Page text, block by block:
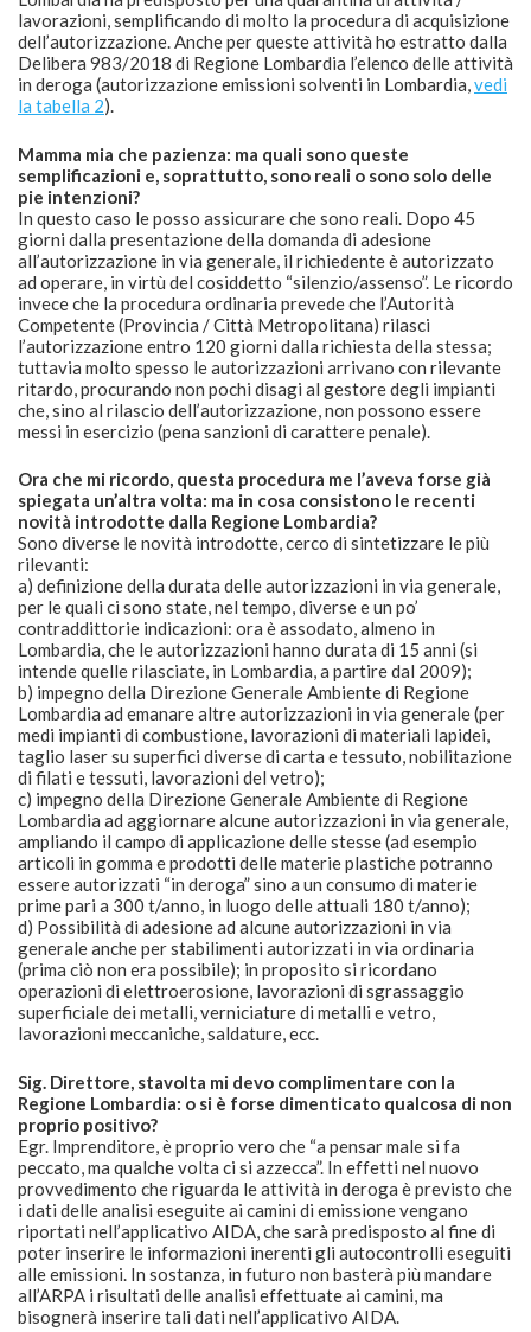
lavorazioni, semplificando di molto la procedura di acquisizione
dell’autorizzazione. Anche per queste attività ho estratto dalla
Delibera 983/2018 di Regione Lombardia l’elenco delle attività
in deroga (autorizzazione emissioni solventi in Lombardia,vedi
la tabella 2).
Mamma mia che pazienza: ma quali sono queste
semplificazioni e, soprattutto, sono reali o sono solo delle
pie intenzioni?
In questo caso le posso assicurare che sono reali. Dopo 45
giorni dalla presentazione della domanda di adesione
all’autorizzazione in via generale, il richiedente è autorizzato
ad operare, in virtù del cosiddetto “silenzio/assenso”. Le ricordo
invece che la procedura ordinaria prevede che l’Autorità
Competente (Provincia / Città Metropolitana) rilasci
l’autorizzazione entro 120 giorni dalla richiesta della stessa;
tuttavia molto spesso le autorizzazioni arrivano con rilevante
ritardo, procurando non pochi disagi al gestore degli impianti
che, sino al rilascio dell’autorizzazione, non possono essere
messi in esercizio (pena sanzioni di carattere penale).
Ora che mi ricordo, questa procedura me l’aveva forse già
spiegata un’altra volta: ma in cosa consistono le recenti
novità introdotte dalla Regione Lombardia?
Sono diverse le novità introdotte, cerco di sintetizzare le più
rilevanti:
a) definizione della durata delle autorizzazioni in via generale,
per le quali ci sono state, nel tempo, diverse e un po’
contraddittorie indicazioni: ora è assodato, almeno in
Lombardia, che le autorizzazioni hanno durata di 15 anni (si
intende quelle rilasciate, in Lombardia, a partire dal 2009);
b) impegno della Direzione Generale Ambiente di Regione
Lombardia ad emanare altre autorizzazioni in via generale (per
medi impianti di combustione, lavorazioni di materiali lapidei,
taglio laser su superfici diverse di carta e tessuto, nobilitazione
di filati e tessuti, lavorazioni del vetro);
c) impegno della Direzione Generale Ambiente di Regione
Lombardia ad aggiornare alcune autorizzazioni in via generale,
ampliando il campo di applicazione delle stesse (ad esempio
articoli in gomma e prodotti delle materie plastiche potranno
essere autorizzati “in deroga” sino a un consumo di materie
prime pari a 300 t/anno, in luogo delle attuali 180 t/anno);
d) Possibilità di adesione ad alcune autorizzazioni in via
generale anche per stabilimenti autorizzati in via ordinaria
(prima ciò non era possibile); in proposito si ricordano
operazioni di elettroerosione, lavorazioni di sgrassaggio
superficiale dei metalli, verniciature di metalli e vetro,
lavorazioni meccaniche, saldature, ecc.
Sig. Direttore, stavolta mi devo complimentare con la
Regione Lombardia: o si è forse dimenticato qualcosa di non
proprio positivo?
Egr. Imprenditore, è proprio vero che “a pensar male si fa
peccato, ma qualche volta ci si azzecca”. In effetti nel nuovo
provvedimento che riguarda le attività in deroga è previsto che
i dati delle analisi eseguite ai camini di emissione vengano
riportati nell’applicativo AIDA, che sarà predisposto al fine di
poter inserire le informazioni inerenti gli autocontrolli eseguiti
alle emissioni. In sostanza, in futuro non basterà più mandare
all’ARPA i risultati delle analisi effettuate ai camini, ma
bisognerà inserire tali dati nell’applicativo AIDA.